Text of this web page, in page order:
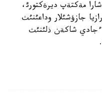
مةكتةپ ديرةكتورئ،
جازؤشئلار وداعئنئث
ءجادي شاكةن ذلئنئث